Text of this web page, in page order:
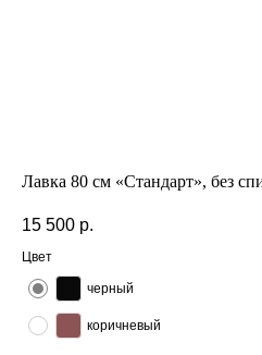
Лавка 80 см «Стандарт», без
15 500 р.
Цвет
черный
коричневый